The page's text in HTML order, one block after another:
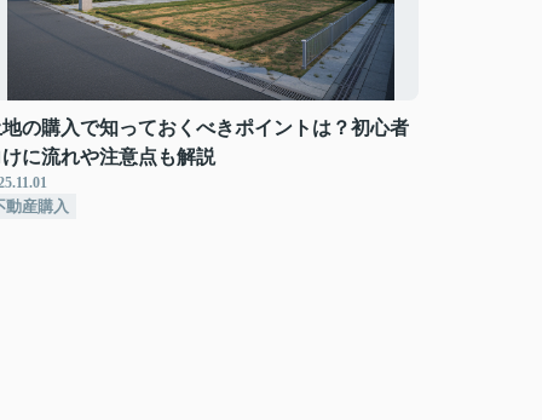
の購入で知っておくべきポイントは？初心者
に流れや注意点も解説
動産購入